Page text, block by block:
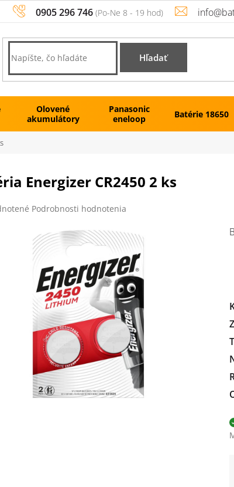
0905 296 746
Hľadať
Olovené
akumulátory
Panasonic
eneloop
Batérie 18650
Energizer CR2450 2 ks
Podrobnosti hodnotenia